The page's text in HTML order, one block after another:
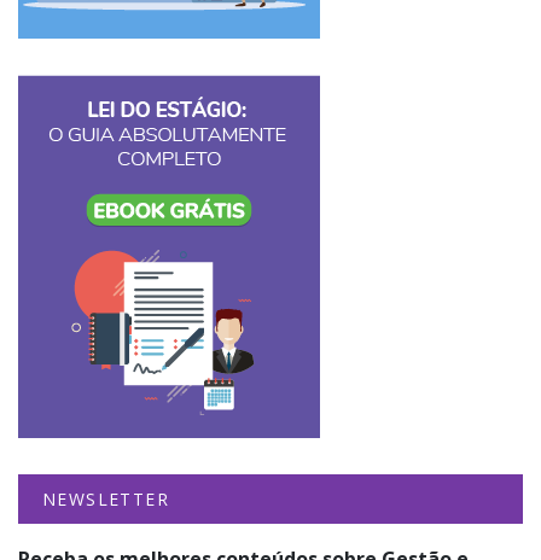
NEWSLETTER